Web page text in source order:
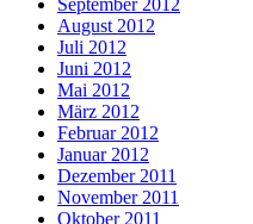
August 2012
Juli 2012
Juni 2012
Mai 2012
März 2012
Februar 2012
Januar 2012
Dezember 2011
November 2011
Oktober 2011